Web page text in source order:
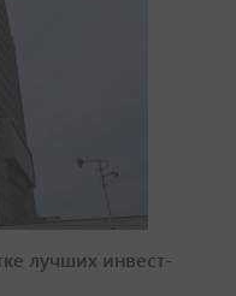
лучших инвест-